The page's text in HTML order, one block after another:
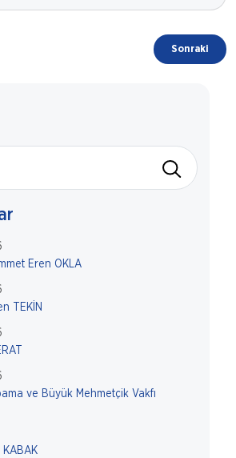
Sonraki
Eren OKLA
TEKİN
ve Büyük Mehmetçik Vakfı
KABAK